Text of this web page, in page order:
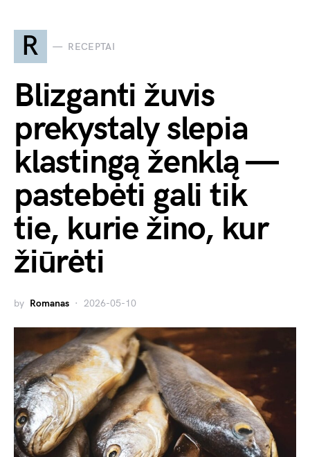
R RECEPTAI
Blizganti žuvis
prekystaly slepia
klastingą ženklą —
pastebėti gali tik
tie, kurie žino, kur
žiūrėti
by Romanas 2026-05-10